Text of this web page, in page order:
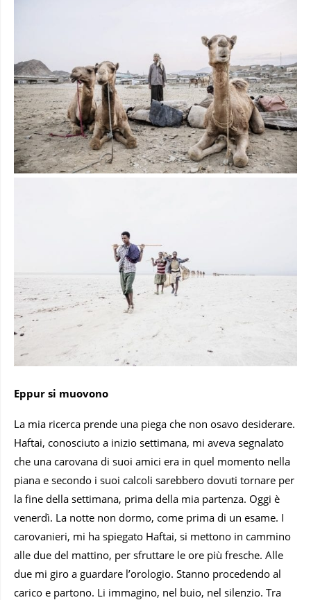
Eppur si muovono
La mia ricerca prende una piega che non osavo desiderare.
Haftai, conosciuto a inizio settimana, mi aveva segnalato
che una carovana di suoi amici era in quel momento nella
piana e secondo i suoi calcoli sarebbero dovuti tornare per
la fine della settimana, prima della mia partenza. Oggi è
venerdì. La notte non dormo, come prima di un esame. I
carovanieri, mi ha spiegato Haftai, si mettono in cammino
alle due del mattino, per sfruttare le ore più fresche. Alle
due mi giro a guardare l’orologio. Stanno procedendo al
carico e partono. Li immagino, nel buio, nel silenzio. Tra